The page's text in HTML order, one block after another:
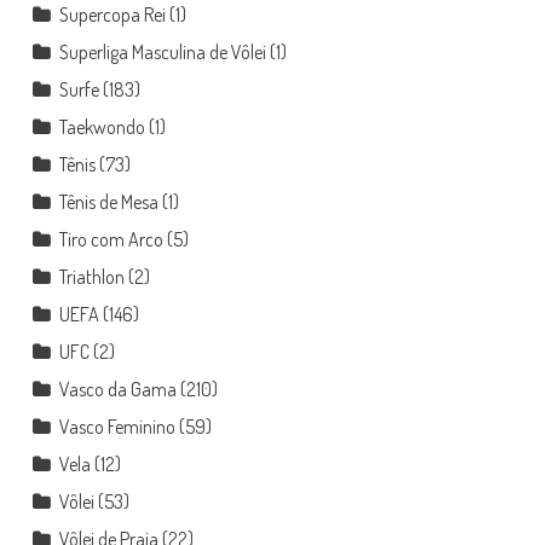
Supercopa Rei (1)
Superliga Masculina de Vôlei (1)
Surfe(183)
Taekwondo (1)
Tênis(73)
Tênis de Mesa (1)
Tiro com Arco (5)
Triathlon (2)
UEFA(146)
UFC(2)
Vasco da Gama (210)
Vasco Feminino (59)
Vela (12)
Vôlei (53)
Vôlei de Praia (22)